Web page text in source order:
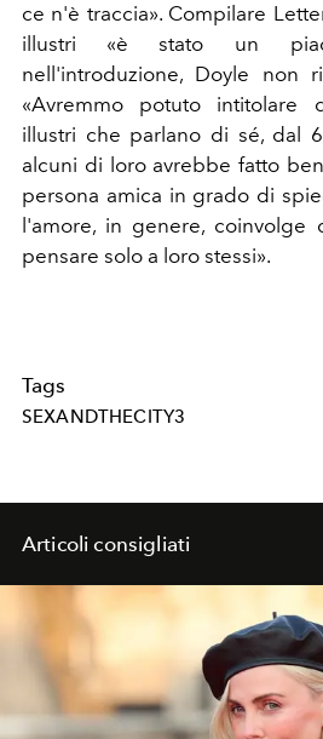
ce n'è traccia». Compilare
illustri «è stato un
nell'introduzione, Doyle non
«Avremmo potuto intitolare
illustri che parlano di sé, dal
alcuni di loro avrebbe fatto
persona amica in grado di
l'amore, in genere, coinvolge
pensare solo a loro stessi».
Tags
SEXANDTHECITY3
Articoli consigliati